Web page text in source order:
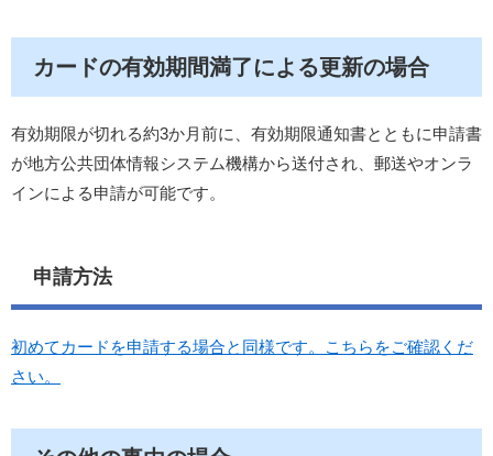
カードの有効期間満了による更新の場合
有効期限が切れる約3か月前に、有効期限通知書とともに申請書
が地方公共団体情報システム機構から送付され、郵送やオンラ
インによる申請が可能です。
申請方法
初めてカードを申請する場合と同様です。こちらをご確認くだ
さい。